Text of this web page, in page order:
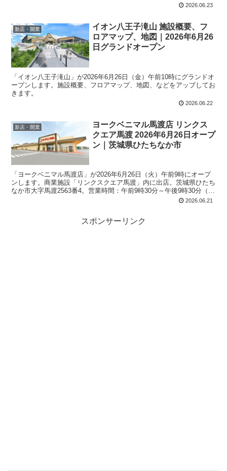
2026.06.23
新店・開業
イオン八王子滝山 施設概要、フ
ロアマップ、地図｜2026年6月26
日グランドオープン
「イオン八王子滝山」が2026年6月26日（金）午前10時にグランドオ
ープンします。施設概要、フロアマップ、地図、などをアップしてお
きます。
2026.06.22
新店・開業
ヨークベニマル馬渡店 リンクス
クエア馬渡 2026年6月26日オープ
ン｜茨城県ひたちなか市
「ヨークベニマル馬渡店」が2026年6月26日（火）午前9時にオープ
ンします。商業施設「リンクスクエア馬渡」内に出店。茨城県ひたち
なか市大字馬渡2563番4。営業時間：午前9時30分～午後9時30分（年
中無休）。売場面積：2,936平方メートル。駐車場：243台（全2026.06.21
スポンサーリンク